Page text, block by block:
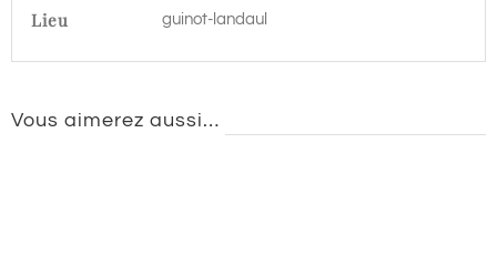
Lieu guinot-landaul
Vous aimerez aussi…